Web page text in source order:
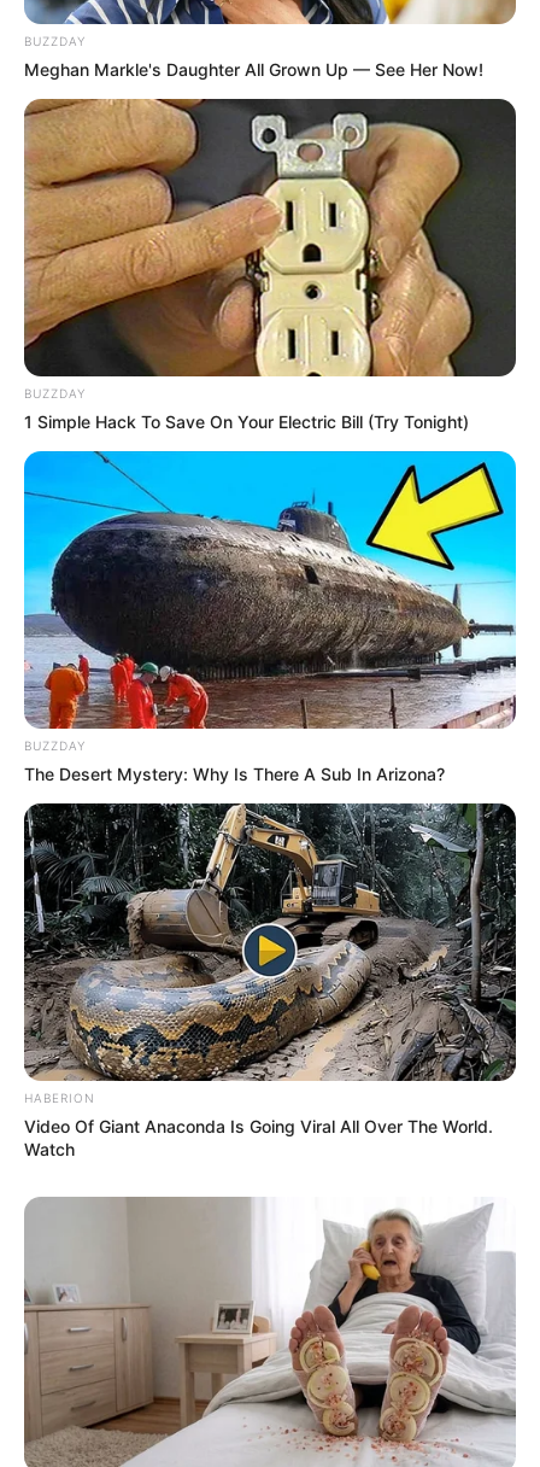
BUZZDAY
Meghan Markle's Daughter All Grown Up — See Her Now!
BUZZDAY
1 Simple Hack To Save On Your Electric Bill (Try Tonight)
BUZZDAY
The Desert Mystery: Why Is There A Sub In Arizona?
HABERION
Video Of Giant Anaconda Is Going Viral All Over The World.
Watch